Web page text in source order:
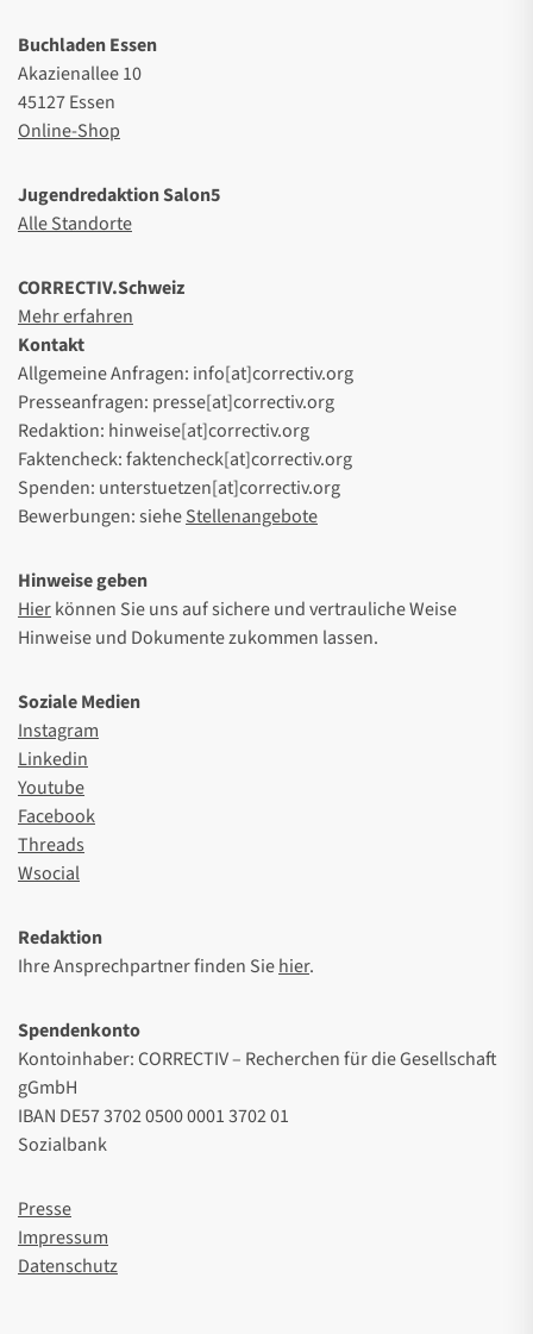
Buchladen Essen
Akazienallee 10
45127 Essen
Online-Shop
Jugendredaktion Salon5
Alle Standorte
CORRECTIV.Schweiz
Mehr erfahren
Kontakt
Allgemeine Anfragen: info[at]correctiv.org
Presseanfragen: presse[at]correctiv.org
Redaktion: hinweise[at]correctiv.org
Faktencheck: faktencheck[at]correctiv.org
Spenden: unterstuetzen[at]correctiv.org
Bewerbungen: sieheStellenangebote
Hinweise geben
Hierkönnen Sie uns auf sichere und vertrauliche Weise
Hinweise und Dokumente zukommen lassen.
Soziale Medien
Instagram
Linkedin
Youtube
Facebook
Threads
Wsocial
Redaktion
Ihre Ansprechpartner finden Siehier.
Spendenkonto
Kontoinhaber: CORRECTIV – Recherchen für die Gesellschaft
gGmbH
IBAN DE57 3702 0500 0001 3702 01
Sozialbank
Presse
Impressum
Datenschutz